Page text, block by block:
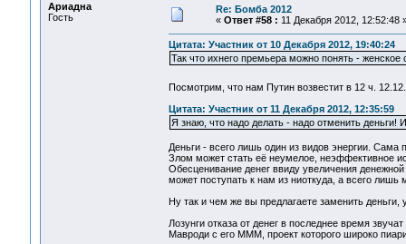
Ариадна
Гость
Re: Бомба 2012
« Ответ #58 : 11 Декабря 2012, 12:52:48
Цитата: Участник от 10 Декабря 2012, 19:40:24
Так что ихнего премьера можно понять -
Посмотрим, что нам Путин возвестит в 12 ч.
Цитата: Участник от 11 Декабря 2012, 12:35:59
Я знаю, что надо делать - надо отменить деньги!
Деньги - всего лишь один из видов энергии. Сама
Злом может стать её неумелое, неэффективное
Обесценивание денег ввиду увеличения
может поступать к нам из ниоткуда, а всего
Ну так и чем же вы предлагаете заменить
Лозунги отказа от денег в последнее время
Мавроди с его МММ, проект которого широко